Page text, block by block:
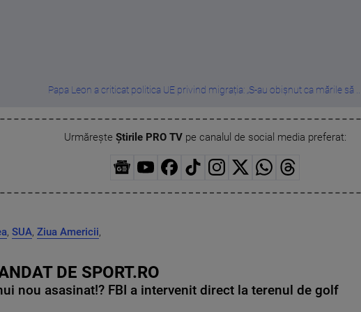
Papa Leon a criticat politica UE privind migrația: „S-au obișnut ca mările să
Urmărește Știrile PRO TVpe canalul de social media preferat:
, SUA, Ziua Americii,
DE SPORT.RO
nou asasinat!? FBI a intervenit direct la terenul de golf